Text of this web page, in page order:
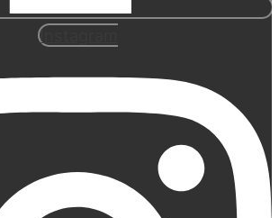
Instagram